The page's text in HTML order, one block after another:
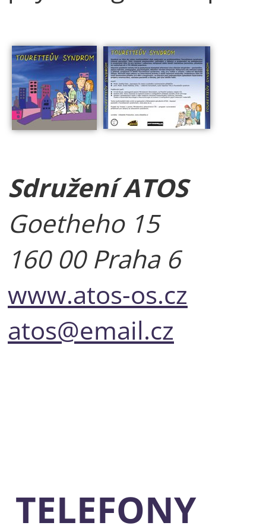
Sdružení ATOS
Goetheho 15
160 00 Praha 6
www.atos-os.cz
atos@email.cz
TELEFONY